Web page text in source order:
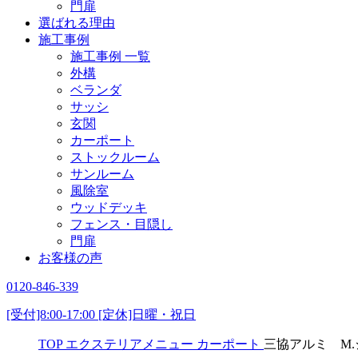
門扉
選ばれる理由
施工事例
施工事例 一覧
外構
ベランダ
サッシ
玄関
カーポート
ストックルーム
サンルーム
風除室
ウッドデッキ
フェンス・目隠し
門扉
お客様の声
0120-846-339
[受付]8:00-17:00 [定休]日曜・祝日
TOP エクステリアメニュー カーポート 三協アルミ M.